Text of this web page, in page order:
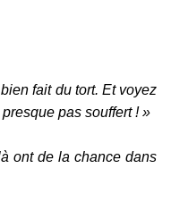
fait du tort. Et voyez
pas souffert ! »
ont de la chance dans